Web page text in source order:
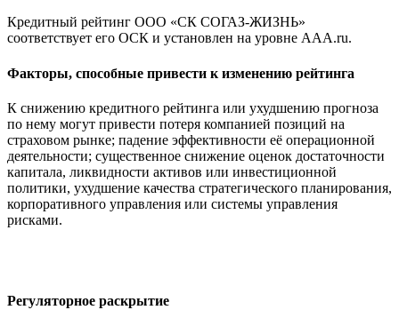
Кредитный рейтинг ООО «СК СОГАЗ-ЖИЗНЬ»
соответствует его ОСК и установлен на уровне AAA.ru.
Факторы, способные привести к изменению рейтинга
К снижению кредитного рейтинга или ухудшению прогноза
по нему могут привести потеря компанией позиций на
страховом рынке; падение эффективности её операционной
деятельности; существенное снижение оценок достаточности
капитала, ликвидности активов или инвестиционной
политики, ухудшение качества стратегического планирования,
корпоративного управления или системы управления
рисками.
Регуляторное раскрытие